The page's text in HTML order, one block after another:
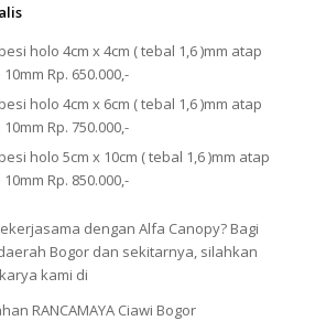
holo 4cm x 4cm ( tebal 1,6 )mm atap
Rp. 650.000,-
holo 4cm x 6cm ( tebal 1,6 )mm atap
Rp. 750.000,-
holo 5cm x 10cm ( tebal 1,6 )mm atap
Rp. 850.000,-
dengan Alfa Canopy? Bagi
Bogor dan sekitarnya, silahkan
kami di
RANCAMAYA Ciawi Bogor